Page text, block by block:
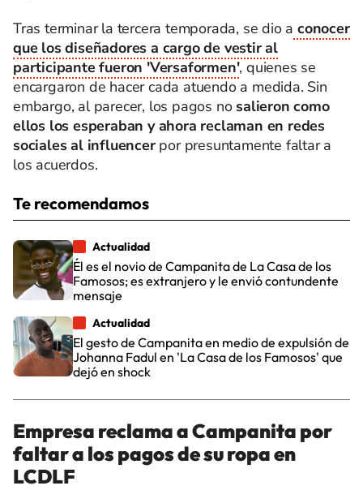
Tras terminar la tercera temporada, se dio a conocer
que los diseñadores a cargo de vestir al
participante fueron 'Versaformen', quienes se
encargaron de hacer cada atuendo a medida. Sin
embargo, al parecer, los pagos no salieron como
ellos los esperaban y ahora reclaman en redes
sociales al influencer por presuntamente faltar a
los acuerdos.
Te recomendamos
Actualidad
Él es el novio de Campanita de La Casa de los
Famosos; es extranjero y le envió contundente
mensaje
Actualidad
El gesto de Campanita en medio de expulsión de
Johanna Fadul en 'La Casa de los Famosos' que
dejó en shock
Empresa reclama a Campanita por
faltar a los pagos de su ropa en
LCDLF